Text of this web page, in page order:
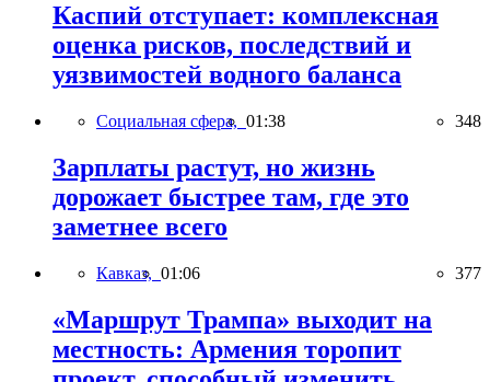
Каспий отступает: комплексная
оценка рисков, последствий и
уязвимостей водного баланса
Социальная сфера, 01:38 348
Зарплаты растут, но жизнь
дорожает быстрее там, где это
заметнее всего
Кавказ, 01:06 377
«Маршрут Трампа» выходит на
местность: Армения торопит